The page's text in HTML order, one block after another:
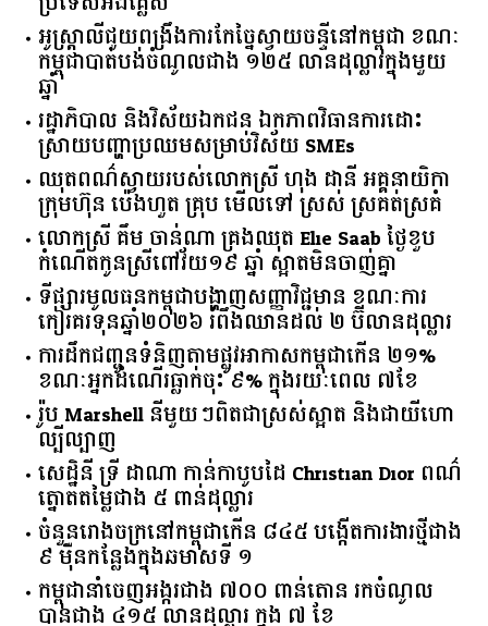
កូនប្រុសម្ចាស់ក្រុមហ៊ុនហនុមាន ផន មុតសុក្រឆពណ្ណ
ញ្ចប់ការសិក្សា នៅរាជបណ្ឌិតសភាយោធា Sandhurst
ប្រទេសអង់គ្លេស
អូស្ត្រាលី​ជួយ​ពង្រឹង​ការ​កែច្នៃ​ស្វាយចន្ទី​នៅ​កម្ពុជា​ ​ខណៈ​
កម្ពុជា​បាត់បង់​ចំណូល​ជាង​ ​១២៥​ ​លាន​ដុល្លារ​ក្នុង​មួយ​
ឆ្នាំ​
រដ្ឋាភិបាល​ ​និង​វិស័យ​ឯកជន ​ឯកភាព​វិធានការ​ដោះ
ស្រាយ​បញ្ហា​ប្រឈម​​សម្រាប់​វិស័យ​ ​SMEs​
ឈុតពណ៌ស្វាយរបស់លោកស្រី ហុង ដានី អគ្គ​នាយិកា​
ក្រុមហ៊ុន ប៉េងហួត គ្រុប មើលទៅ ស្រស់ ស្រគត់ស្រគំ
លោកស្រី គឹម ចាន់ណា គ្រងឈុត Elie Saab ថ្ងៃខួប
កំណើតកូនស្រីពៅវ័យ១៩ ឆ្នាំ ស្អាតមិនចាញ់គ្នា
ទីផ្សារ​មូលធន​កម្ពុជា​បង្ហាញ​សញ្ញា​វិជ្ជមាន​ ​ខណៈ​ការ​
កៀរគរ​ទុន​ឆ្នាំ​២០២៦​ ​រំពឹង​ឈានដល់​ ​២​ ​ប៊ីលាន​ដុល្លារ​
ការដឹកជញ្ជូនទំនិញតាមផ្លូវអាកាសកម្ពុជាកើន ២១%
ខណៈអ្នកដំណើរធ្លាក់ចុះ ៩% ក្នុងរយៈពេល ៧ខែ
រ៉ូប Marshell នីមួយៗពិតជាស្រស់ស្អាត និងជាយីហោ
ល្បីល្បាញ
សេដ្ឋិនី ទ្រី ដាណា កាន់កាបូបដៃ Christian Dior ពណ៌
ត្នោតតម្លៃជាង ៥ ពាន់ដុល្លារ
ចំនួន​រោងចក្រ​នៅ​កម្ពុជា​កើន​ ​៨៤៥​ ​បង្កើត​ការងារ​ថ្មី​ជាង​